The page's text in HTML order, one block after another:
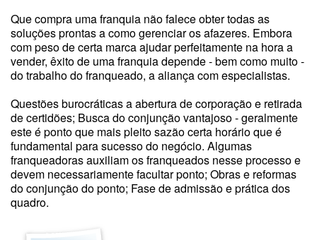
Que compra uma franquia não falece obter todas as
soluções prontas a como gerenciar os afazeres. Embora
com peso de certa marca ajudar perfeitamente na hora a
vender, êxito de uma franquia depende - bem como muito -
do trabalho do franqueado, a aliança com especialistas.
Questões burocráticas a abertura de corporação e retirada
de certidões; Busca do conjunção vantajoso - geralmente
este é ponto que mais pleito sazão certa horário que é
fundamental para sucesso do negócio. Algumas
franqueadoras auxiliam os franqueados nesse processo e
devem necessariamente facultar ponto; Obras e reformas
do conjunção do ponto; Fase de admissão e prática dos
quadro.